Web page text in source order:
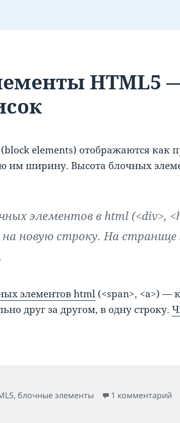
HTML5
elements) отображаются как
им ширину. Высота блочных
элементов в html (<div>,
на новую строку. На
элементов html (<span>, <a>) —
друг за другом, в одну строку.
, блочные элементы 1 комментарий